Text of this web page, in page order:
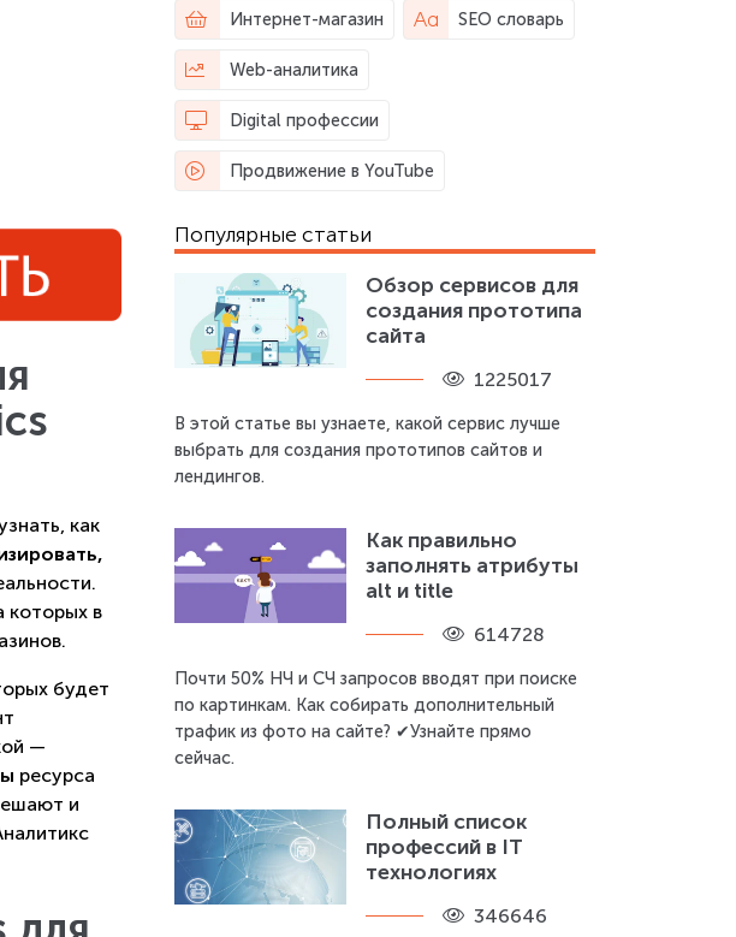
как
которых в
будет
—
ресурса
и
Интернет-магазин
Digital профессии
Продвижение в YouTube
Web-аналитика
SEO словарь
Популярные статьи
Обзор сервисов для
создания прототипа
сайта
1225017
В этой статье вы узнаете, какой сервис лучше
выбрать для создания прототипов сайтов и
лендингов.
Как правильно
заполнять атрибуты
alt и title
614728
Почти 50% НЧ и СЧ запросов вводят при поиске
по картинкам. Как собирать дополнительный
трафик из фото на сайте? ✔Узнайте прямо
сейчас.
Полный список
профессий в IT
технологиях
346646